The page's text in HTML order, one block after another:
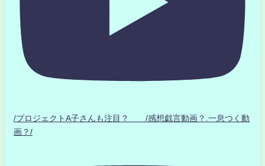
/プロジェクトA子さんも注目？ /感想戯言動画？.一息つく動
画？/